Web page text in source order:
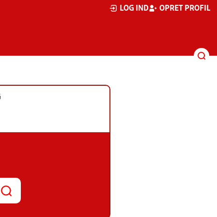
LOG IND OPRET PROFIL